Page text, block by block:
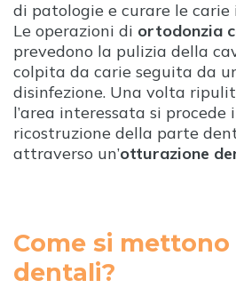
di patologie e curare le carie
Le operazioni di ortodonzia
prevedono la pulizia della
colpita da carie seguita da
disinfezione. Una volta
l’area interessata si procede
ricostruzione della parte
attraverso un’otturazione
Come si
dentali?